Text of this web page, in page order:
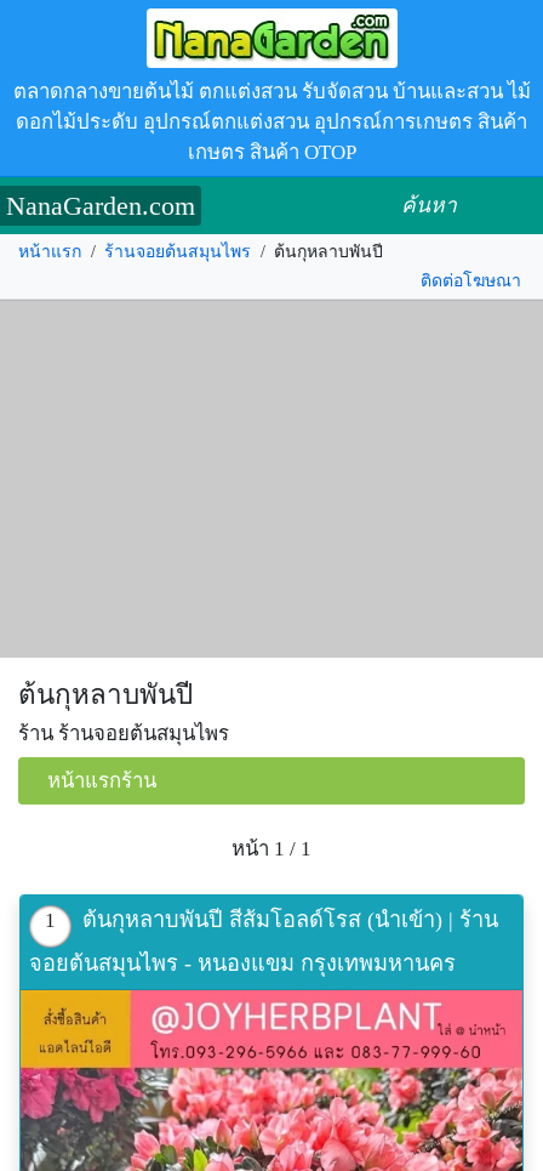
ตลาดกลางขายต้นไม้ ตกแต่งสวน รับจัดสวน บ้านและสวน ไม้
ดอกไม้ประดับ อุปกรณ์ตกแต่งสวน อุปกรณ์การเกษตร สินค้า
เกษตร สินค้า OTOP
NanaGarden.com ค้นหา
หน้าแรก / ร้านจอยต้นสมุนไพร / ต้นกุหลาบพันปี
ติดต่อโฆษณา
ต้นกุหลาบพันปี
ร้าน ร้านจอยต้นสมุนไพร
หน้าแรกร้าน
หน้า 1 / 1
1
ต้นกุหลาบพันปี สีส้มโอลด์โรส (นำเข้า) | ร้าน
จอยต้นสมุนไพร - หนองแขม กรุงเทพมหานคร